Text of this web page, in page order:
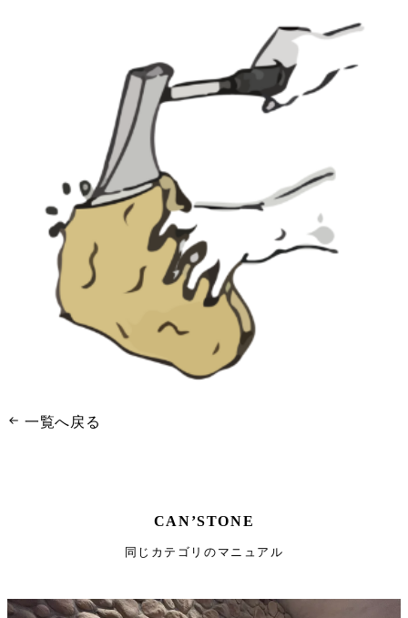
一覧へ戻る
CAN’STONE
同じカテゴリのマニュアル